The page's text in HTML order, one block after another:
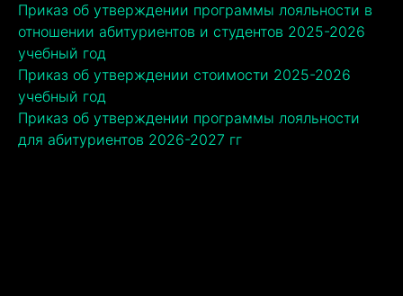
Приказ об утверждении программы лояльности в
отношении абитуриентов и студентов 2025-2026
учебный год
Приказ об утверждении стоимости 2025-2026
учебный год
Приказ об утверждении программы лояльности
для абитуриентов 2026-2027 гг